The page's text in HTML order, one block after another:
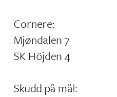
Cornere:
Mjøndalen 7
SK Höjden 4
Skudd på mål: